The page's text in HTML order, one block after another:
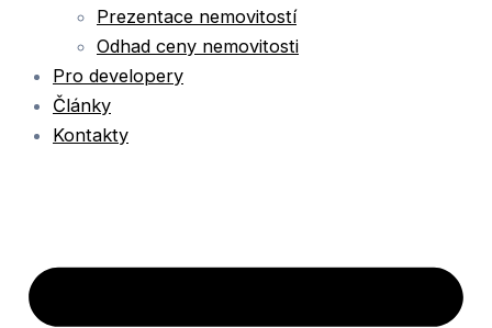
Prezentace nemovitostí
Odhad ceny nemovitosti
Pro developery
Články
Kontakty